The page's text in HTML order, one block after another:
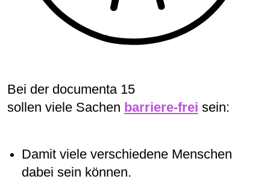
Bei der documenta 15
sollen viele Sachen barriere-frei sein:
Damit viele verschiedene Menschen
dabei sein können.